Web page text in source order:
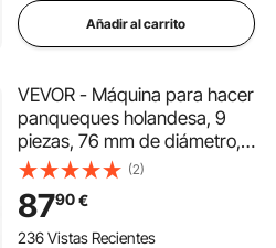
Añadir al carrito
VEVOR - Máquina para hacer
panqueques holandesa, 9
piezas, 76 mm de diámetro,
para dorayaki, parrilla
eléctrica comercial para
poffertjes de 850 W, acero
inoxidable antiadherente,
(2)
8790€
236 Vistas Recientes